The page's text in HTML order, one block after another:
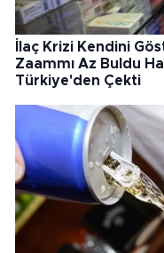
İlaç Krizi Kendini
Zaammı Az Buldu
Türkiye'den Çekti